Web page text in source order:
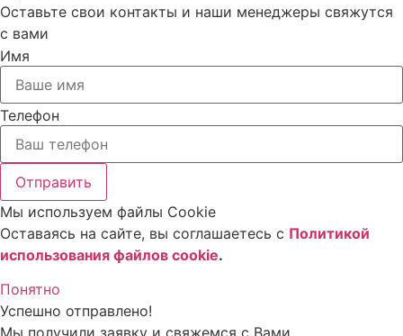
Оставьте свои контакты и наши менеджеры свяжутся
с вами
Имя
Телефон
Отправить
Мы используем файлы Cookie
Оставаясь на сайте, вы соглашаетесь c Политикой
использования файлов cookie.
Понятно
Успешно отправлено!